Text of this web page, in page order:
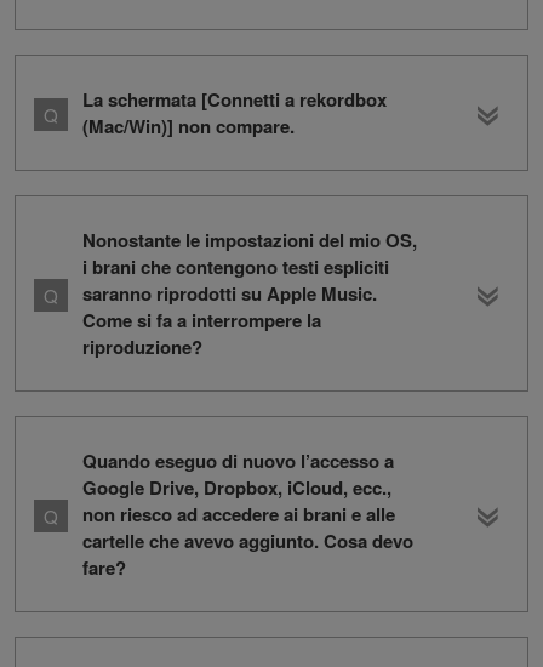
La schermata [Connetti a rekordbox
(Mac/Win)] non compare.
Nonostante le impostazioni del mio OS,
i brani che contengono testi espliciti
saranno riprodotti su Apple Music.
Come si fa a interrompere la
riproduzione?
Quando eseguo di nuovo l’accesso a
Google Drive, Dropbox, iCloud, ecc.,
non riesco ad accedere ai brani e alle
cartelle che avevo aggiunto. Cosa devo
fare?